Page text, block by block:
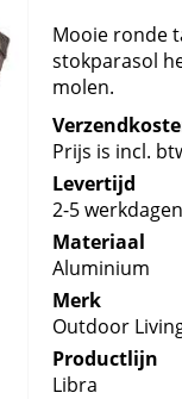
Mooie ronde
stokparasol
molen.
Prijs is incl.
Levertijd
2-5 werkdagen
Materiaal
Aluminium
Merk
Outdoor
Productlijn
Libra